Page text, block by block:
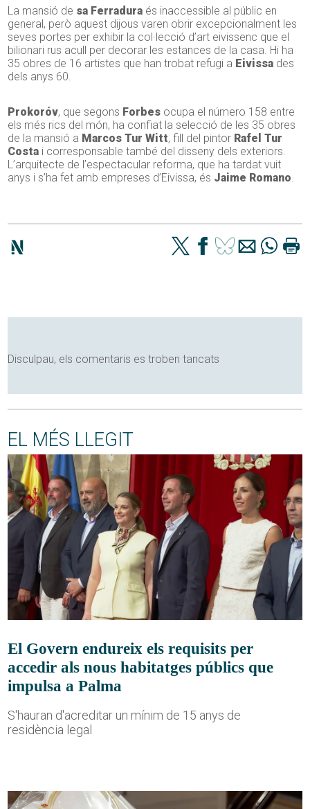
La mansió de sa Ferradura és inaccessible al públic en
general, però aquest dijous varen obrir excepcionalment les
seves portes per exhibir la col·lecció d’art eivissenc que el
bilionari rus acull per decorar les estances de la casa. Hi ha
35 obres de 16 artistes que han trobat refugi a Eivissa des
dels anys 60.
Prokoróv, que segons Forbes ocupa el número 158 entre
els més rics del món, ha confiat la selecció de les 35 obres
de la mansió a Marcos Tur Witt, fill del pintor Rafel Tur
Costa i corresponsable també del disseny dels exteriors.
L’arquitecte de l’espectacular reforma, que ha tardat vuit
anys i s’ha fet amb empreses d’Eivissa, és Jaime Romano.
Disculpau, els comentaris es troben tancats
EL MÉS LLEGIT
El Govern endureix els requisits per
accedir als nous habitatges públics que
impulsa a Palma
S'hauran d'acreditar un mínim de 15 anys de
residència legal